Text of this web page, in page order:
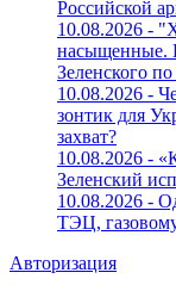
Российской
10.08.2026 -
насыщенные.
Зеленского
10.08.2026 -
зонтик для
захват?
10.08.2026 -
Зеленский
10.08.2026 -
ТЭЦ,
Авторизация